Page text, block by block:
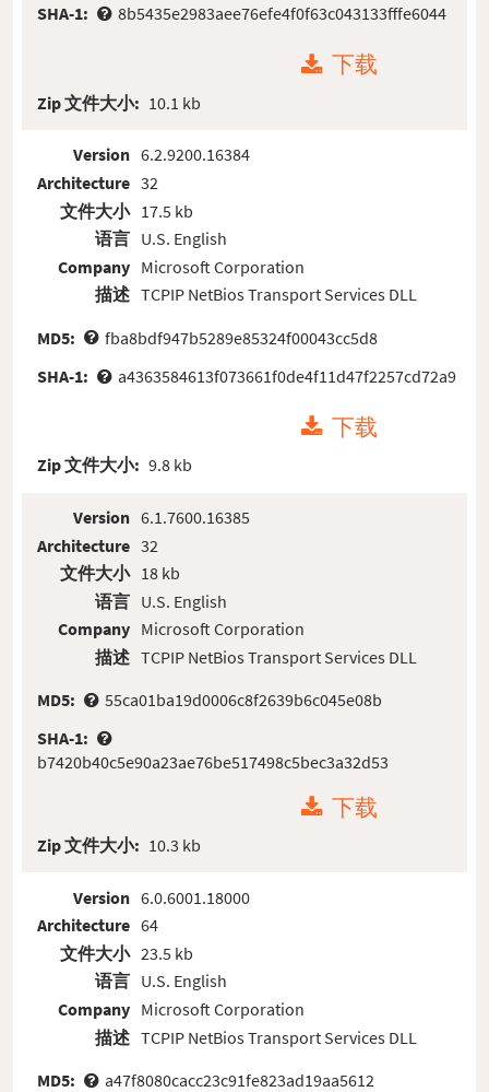
SHA-1: 8b5435e2983aee76efe4f0f63c043133fffe6044
下载
Zip 文件大小: 10.1 kb
Version
Architecture
文件大小
语言
Company
描述
6.2.9200.16384
32
17.5 kb
U.S. English
Microsoft Corporation
TCPIP NetBios Transport Services DLL
MD5:
fba8bdf947b5289e85324f00043cc5d8
SHA-1:
a4363584613f073661f0de4f11d47f2257cd72a9
下载
Zip 文件大小: 9.8 kb
Version
Architecture
文件大小
语言
Company
描述
6.1.7600.16385
32
18 kb
U.S. English
Microsoft Corporation
TCPIP NetBios Transport Services DLL
MD5:
55ca01ba19d0006c8f2639b6c045e08b
SHA-1:
b7420b40c5e90a23ae76be517498c5bec3a32d53
下载
Zip 文件大小: 10.3 kb
Version
Architecture
文件大小
语言
Company
描述
6.0.6001.18000
64
23.5 kb
U.S. English
Microsoft Corporation
TCPIP NetBios Transport Services DLL
MD5:
a47f8080cacc23c91fe823ad19aa5612